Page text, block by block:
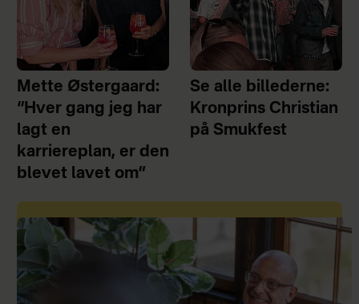
Mette Østergaard:
“Hver gang jeg har
lagt en
karriereplan, er den
blevet lavet om”
Se alle billederne:
Kronprins Christian
på Smukfest